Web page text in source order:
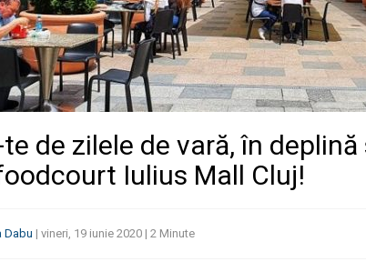
de zilele de vară, în
Iulius Mall Cluj!
Dabu | vineri, 19 iunie 2020 | 2 Minute